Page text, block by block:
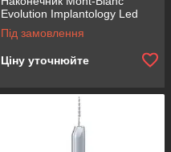
Evolution Implantology Led
Під замовлення
Ціну уточнюйте